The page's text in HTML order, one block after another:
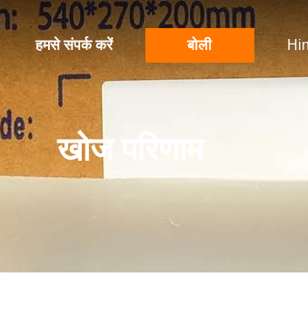
हमसे संपर्क करें बोली
खोज परिणाम